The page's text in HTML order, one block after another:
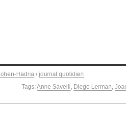
Hadria / journal quotidien
Tags:Anne Savelli, Diego Lerman,